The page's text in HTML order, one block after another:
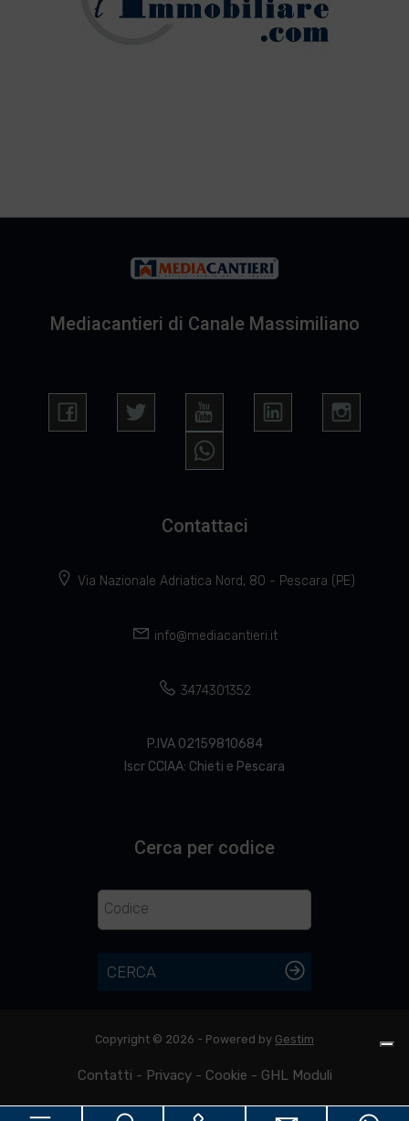
Mediacantieri di Canale Massimiliano
Contattaci
Via Nazionale Adriatica Nord, 80 - Pescara (PE)
info@mediacantieri.it
3474301352
P.IVA 02159810684
Iscr CCIAA: Chieti e Pescara
Cerca per codice
CERCA
Copyright © 2026 - Powered by Gestim
Contatti - Privacy- Cookie - GHL Moduli